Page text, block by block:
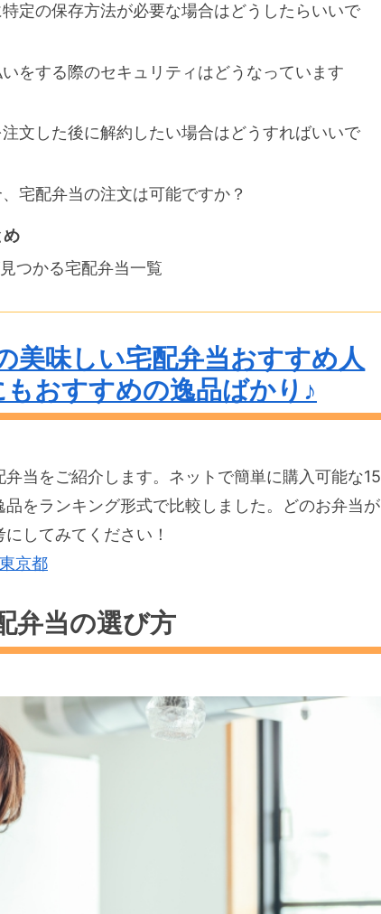
定の保存方法が必要な場合はどうしたらいいで
をする際のセキュリティはどうなっています
文した後に解約したい場合はどうすればいいで
宅配弁当の注文は可能ですか？
め
つかる宅配弁当一覧
美味しい宅配弁当おすすめ人
おすすめの逸品ばかり♪
当をご紹介します。ネットで簡単に購入可能な15
をランキング形式で比較しました。どのお弁当が
してみてください！
東京都
弁当の選び方